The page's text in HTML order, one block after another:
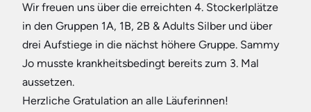
Wir freuen uns über die erreichten 4. Stockerlplätze
in den Gruppen 1A, 1B, 2B & Adults Silber und über
drei Aufstiege in die nächst höhere Gruppe. Sammy
Jo musste krankheitsbedingt bereits zum 3. Mal
aussetzen.
Herzliche Gratulation an alle Läuferinnen!